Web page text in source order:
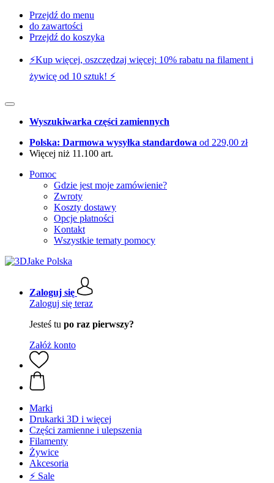
Przejdź do menu
do zawartości
Przejdź do koszyka
⚡️Kup więcej, oszczędzaj więcej: 10% rabatu na filament i
żywicę od 10 sztuk! ⚡️
Wyszukiwarka części zamiennych
Polska: Darmowa wysyłka standardowa od 229,00 zł
Więcej niż 11.100 art.
Pomoc
Gdzie jest moje zamówienie?
Zwroty
Koszty dostawy
Opcje płatności
Kontakt
Wszystkie tematy pomocy
Zaloguj się
Zaloguj się teraz
Jesteś tu po raz pierwszy?
Załóż konto
Marki
Drukarki 3D i więcej
Części zamienne i ulepszenia
Filamenty
Żywice
Akcesoria
⚡ Sale